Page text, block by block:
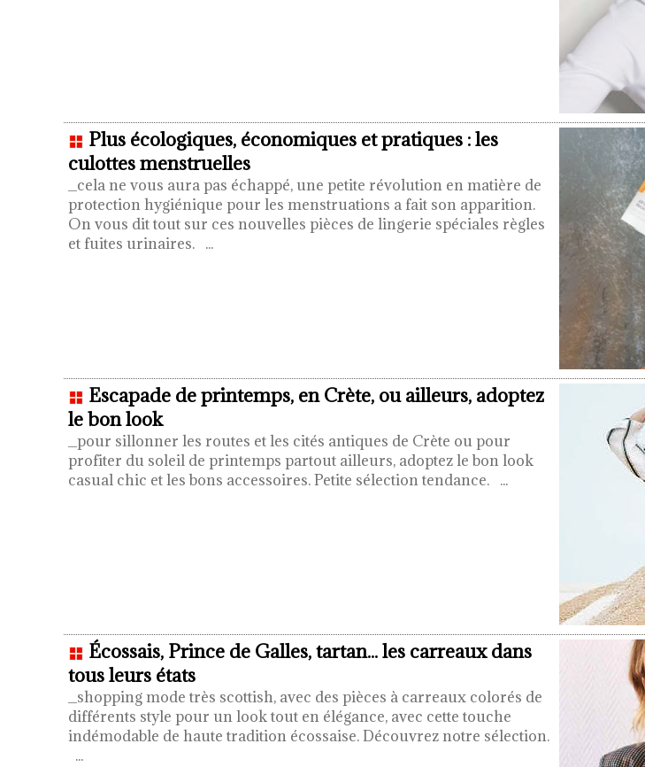
Plus écologiques, économiques et pratiques : les
culottes menstruelles
_cela ne vous aura pas échappé, une petite révolution en matière de
protection hygiénique pour les menstruations a fait son apparition.
On vous dit tout sur ces nouvelles pièces de lingerie spéciales règles
et fuites urinaires. ...
Escapade de printemps, en Crète, ou ailleurs, adoptez
le bon look
_pour sillonner les routes et les cités antiques de Crète ou pour
profiter du soleil de printemps partout ailleurs, adoptez le bon look
casual chic et les bons accessoires. Petite sélection tendance. ...
Écossais, Prince de Galles, tartan... les carreaux dans
tous leurs états
_shopping mode très scottish, avec des pièces à carreaux colorés de
différents style pour un look tout en élégance, avec cette touche
indémodable de haute tradition écossaise. Découvrez notre sélection.
...